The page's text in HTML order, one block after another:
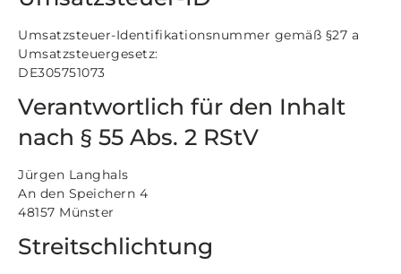
Umsatzsteuer-Identifikationsnummer gemäß §27 a
Umsatzsteuergesetz:
DE305751073
Verantwortlich für den Inhalt
nach § 55 Abs. 2 RStV
Jürgen Langhals
An den Speichern 4
48157 Münster
Streitschlichtung